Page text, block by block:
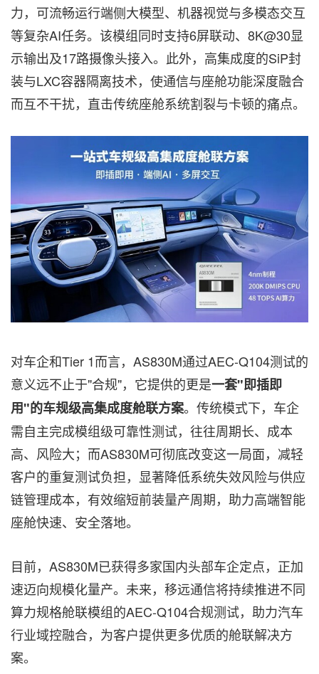
力，可流畅运行端侧大模型、机器视觉与多模态交互
等复杂AI任务。该模组同时支持6屏联动、8K@30显
示输出及17路摄像头接入。此外，高集成度的SiP封
装与LXC容器隔离技术，使通信与座舱功能深度融合
而互不干扰，直击传统座舱系统割裂与卡顿的痛点。
对车企和Tier 1而言，AS830M通过AEC-Q104测试的
意义远不止于"合规"，它提供的更是一套"即插即
用"的车规级高集成度舱联方案。传统模式下，车企
需自主完成模组级可靠性测试，往往周期长、成本
高、风险大；而AS830M可彻底改变这一局面，减轻
客户的重复测试负担，显著降低系统失效风险与供应
链管理成本，有效缩短前装量产周期，助力高端智能
座舱快速、安全落地。
目前，AS830M已获得多家国内头部车企定点，正加
速迈向规模化量产。未来，移远通信将持续推进不同
算力规格舱联模组的AEC-Q104合规测试，助力汽车
行业域控融合，为客户提供更多优质的舱联解决方
案。